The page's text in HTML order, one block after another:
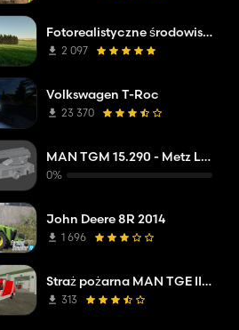
Fotorealistyczne środowisko
2 097
Volkswagen T-Roc
23 370
MAN TGM 15.290 - Metz L32A XS - DLAK
0%
John Deere 8R 2014
1 696
Straż pożarna MAN TGE II L2H2 Mittelberg
313